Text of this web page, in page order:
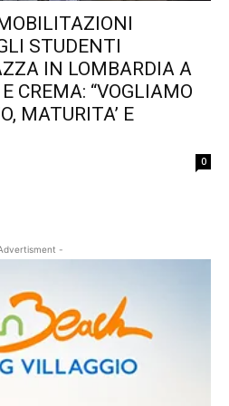
STUDENTI
IN LOMBARDIA A
CREMA: “VOGLIAMO
MATURITA’ E
0
-